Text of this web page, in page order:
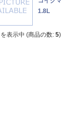
1.8L
を表示中 (商品の数: 5)